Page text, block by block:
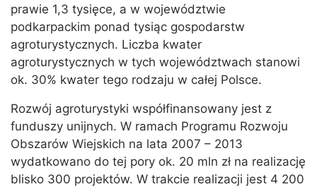
prawie 1,3 tysięce, a w województwie
podkarpackim ponad tysiąc gospodarstw
agroturystycznych. Liczba kwater
agroturystycznych w tych województwach stanowi
ok. 30% kwater tego rodzaju w całej Polsce.
Rozwój agroturystyki współfinansowany jest z
funduszy unijnych. W ramach Programu Rozwoju
Obszarów Wiejskich na lata 2007 – 2013
wydatkowano do tej pory ok. 20 mln zł na realizację
blisko 300 projektów. W trakcie realizacji jest 4 200